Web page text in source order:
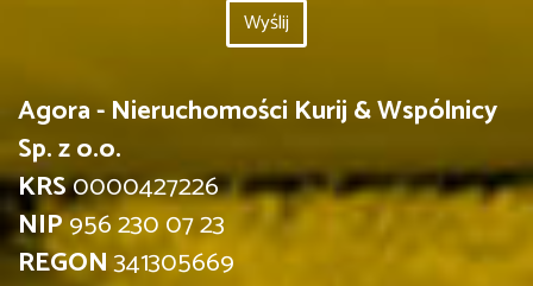
Agora - Nieruchomości Kurij & Wspólnicy
Sp. z o.o.
KRS0000427226
NIP956 230 07 23
REGON341305669